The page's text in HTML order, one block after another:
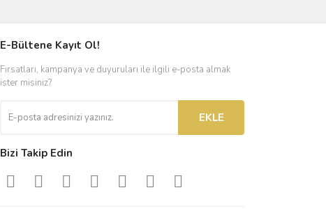
E-Bültene Kayıt Ol!
Fırsatları, kampanya ve duyuruları ile ilgili e-posta almak
ister misiniz?
EKLE
Bizi Takip Edin